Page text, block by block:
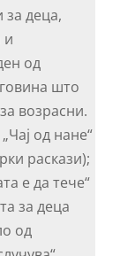
за деца,
и
од
што
возрасни.
од нане“
раскази);
е да тече“
за деца
од